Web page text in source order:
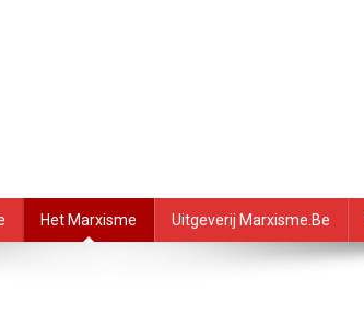
Het Marxisme Uitgeverij Marxisme.be